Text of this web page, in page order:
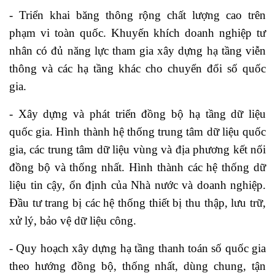
- Triển khai băng thông rộng chất lượng cao trên
phạm vi toàn quốc. Khuyến khích doanh nghiệp tư
nhân có đủ năng lực tham gia xây dựng hạ tầng viễn
thông và các hạ tầng khác cho chuyển đổi số quốc
gia.
- Xây dựng và phát triển đồng bộ hạ tầng dữ liệu
quốc gia. Hình thành hệ thống trung tâm dữ liệu quốc
gia, các trung tâm dữ liệu vùng và địa phương kết nối
đồng bộ và thống nhất. Hình thành các hệ thống dữ
liệu tin cậy, ổn định của Nhà nước và doanh nghiệp.
Đầu tư trang bị các hệ thống thiết bị thu thập, lưu trữ,
xử lý, bảo vệ dữ liệu công.
- Quy hoạch xây dựng hạ tầng thanh toán số quốc gia
theo hướng đồng bộ, thống nhất, dùng chung, tận